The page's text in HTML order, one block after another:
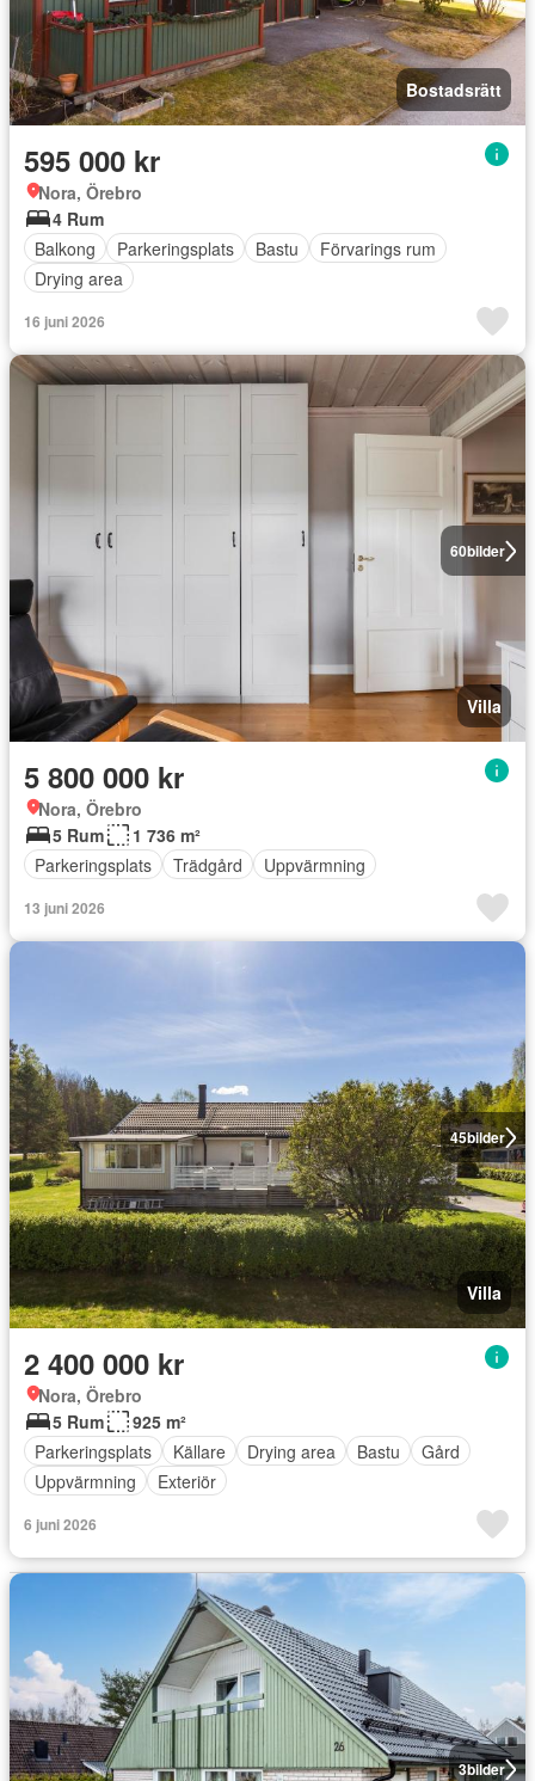
Bostadsrätt
595 000 kr
Nora, Örebro
4 Rum
Balkong
Parkeringsplats Bastu
Förvarings rum
Drying area
16 juni 2026
60bilder
Villa
5 800 000 kr
Nora, Örebro
5 Rum
1 736 m²
Parkeringsplats
Trädgård Uppvärmning
13 juni 2026
45bilder
Villa
2 400 000 kr
Nora, Örebro
5 Rum
925 m²
Parkeringsplats
Källare Drying area Bastu
Gård
Uppvärmning
Exteriör
6 juni 2026
3bilder